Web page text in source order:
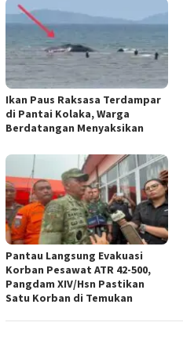
Ikan Paus Raksasa Terdampar
di Pantai Kolaka, Warga
Berdatangan Menyaksikan
Pantau Langsung Evakuasi
Korban Pesawat ATR 42-500,
Pangdam XIV/Hsn Pastikan
Satu Korban di Temukan